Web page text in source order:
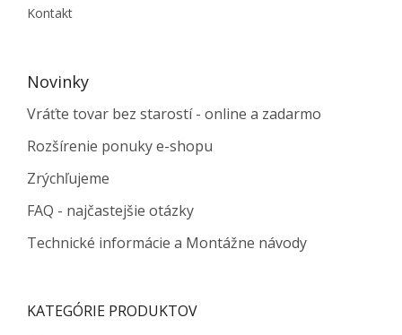
Kontakt
Novinky
Vráťte tovar bez starostí - online a zadarmo
Rozšírenie ponuky e-shopu
Zrýchľujeme
FAQ - najčastejšie otázky
Technické informácie a Montážne návody
KATEGÓRIE PRODUKTOV